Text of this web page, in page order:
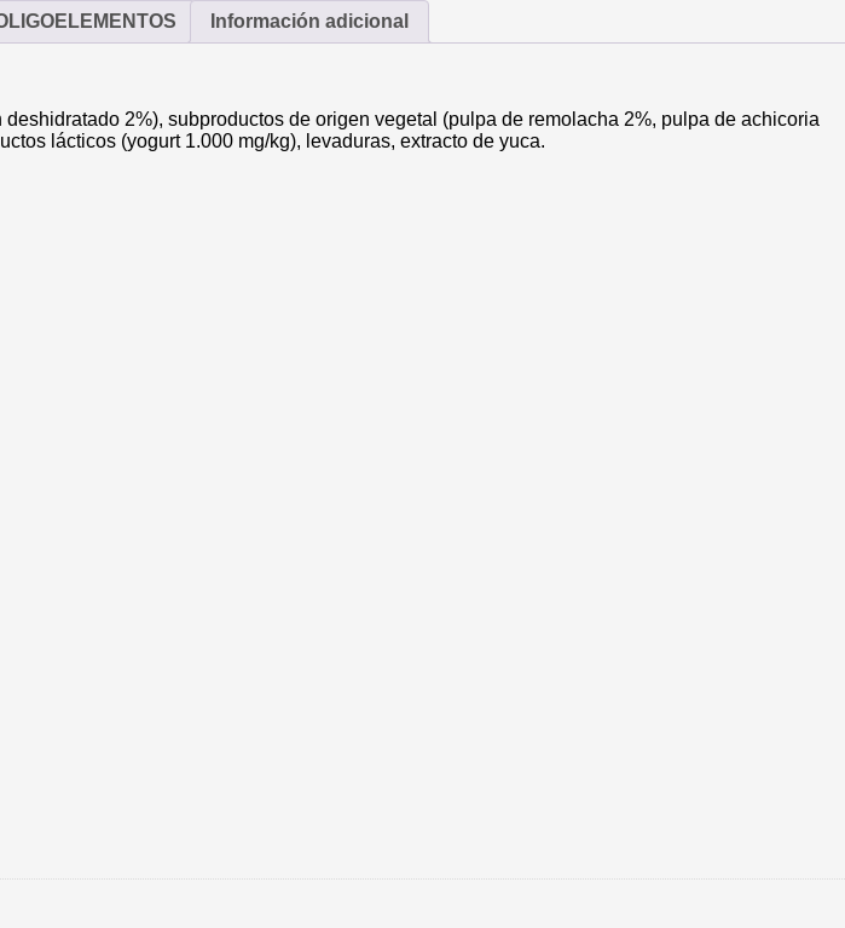
Información adicional
2%), subproductos de origen vegetal (pulpa de remolacha 2%, pulpa de achicoria
lácticos (yogurt 1.000 mg/kg), levaduras, extracto de yuca.